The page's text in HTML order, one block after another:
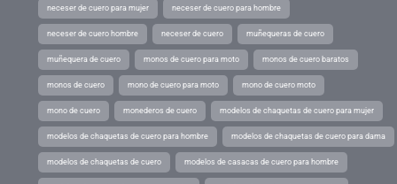
neceser de cuero para mujer neceser de cuero para hombre
neceser de cuero hombre neceser de cuero muñequeras de cuero
muñequera de cuero monos de cuero para moto monos de cuero baratos
monos de cuero mono de cuero para moto mono de cuero moto
mono de cuero monederos de cuero modelos de chaquetas de cuero para mujer
modelos de chaquetas de cuero para hombre modelos de chaquetas de cuero para dama
modelos de chaquetas de cuero modelos de casacas de cuero para hombre